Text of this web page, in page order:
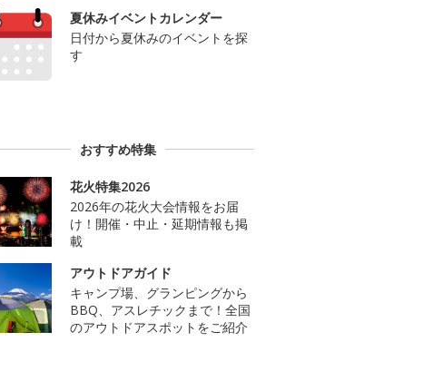
夏休みイベントカレンダー
日付から夏休みのイベントを探
す
おすすめ特集
花火特集2026
2026年の花火大会情報をお届
け！開催・中止・延期情報も掲
載
アウトドアガイド
キャンプ場、グランピングから
BBQ、アスレチックまで！全国
のアウトドアスポットをご紹介